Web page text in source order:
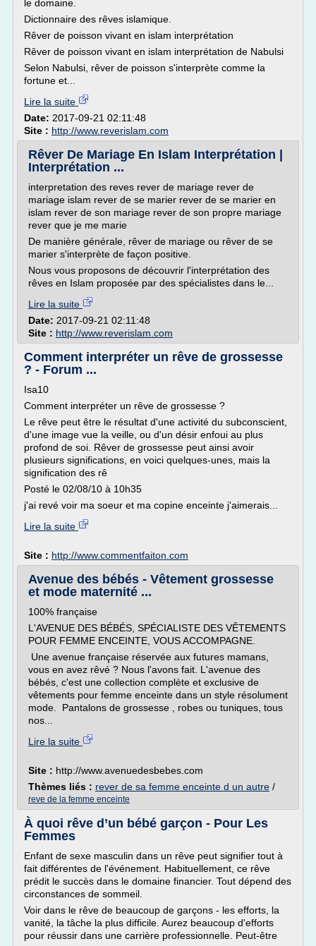
le domaine.
Dictionnaire des rêves islamique.
Rêver de poisson vivant en islam interprétation
Rêver de poisson vivant en islam interprétation de Nabulsi
Selon Nabulsi, rêver de poisson s'interprète comme la
fortune et...
Lire la suite
Date: 2017-09-21 02:11:48
Site : http://www.reverislam.com
Rêver De Mariage En Islam Interprétation |
Interprétation ...
interpretation des reves rever de mariage rever de
mariage islam rever de se marier rever de se marier en
islam rever de son mariage rever de son propre mariage
rever que je me marie
De manière générale, rêver de mariage ou rêver de se
marier s'interprète de façon positive.
Nous vous proposons de découvrir l'interprétation des
rêves en Islam proposée par des spécialistes dans le...
Lire la suite
Date: 2017-09-21 02:11:48
Site : http://www.reverislam.com
Comment interpréter un rêve de grossesse
? - Forum ...
Isa10
Comment interpréter un rêve de grossesse ?
Le rêve peut être le résultat d'une activité du subconscient,
d'une image vue la veille, ou d'un désir enfoui au plus
profond de soi. Rêver de grossesse peut ainsi avoir
plusieurs significations, en voici quelques-unes, mais la
signification des rê
Posté le 02/08/10 à 10h35
j'ai revé voir ma soeur et ma copine enceinte j'aimerais...
Lire la suite
Site : http://www.commentfaiton.com
Avenue des bébés - Vêtement grossesse
et mode maternité ...
100% française
L'AVENUE DES BÉBÉS, SPÉCIALISTE DES VÊTEMENTS
POUR FEMME ENCEINTE, VOUS ACCOMPAGNE.
Une avenue française réservée aux futures mamans,
vous en avez rêvé ? Nous l'avons fait. L'avenue des
bébés, c'est une collection complète et exclusive de
vêtements pour femme enceinte dans un style résolument
mode. Pantalons de grossesse , robes ou tuniques, tous
nos...
Lire la suite
Site : http://www.avenuedesbebes.com
Thèmes liés : rever de sa femme enceinte d un autre /
reve de la femme enceinte
À quoi rêve d’un bébé garçon - Pour Les
Femmes
Enfant de sexe masculin dans un rêve peut signifier tout à
fait différentes de l'événement. Habituellement, ce rêve
prédit le succès dans le domaine financier. Tout dépend des
circonstances de sommeil.
Voir dans le rêve de beaucoup de garçons - les efforts, la
vanité, la tâche la plus difficile. Aurez beaucoup d'efforts
pour réussir dans une carrière professionnelle. Peut-être